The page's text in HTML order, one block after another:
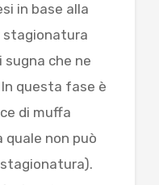
in base alla
stagionatura
sugna che ne
questa fase è
di muffa
quale non può